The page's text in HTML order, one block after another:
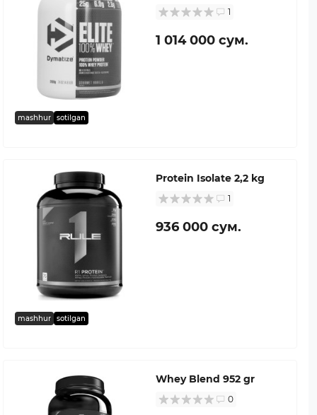
mashhur sotilgan
1
1 014 000 сум.
mashhur sotilgan
Protein Isolate 2,2 kg
1
936 000 сум.
Whey Blend 952 gr
0